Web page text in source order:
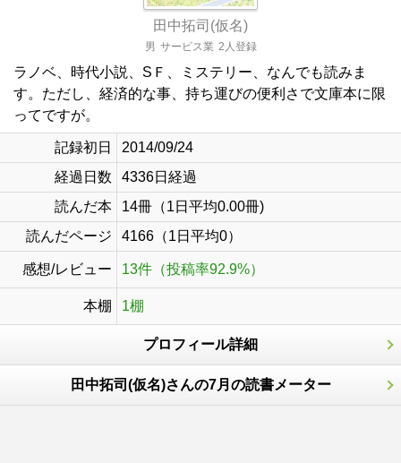
田中拓司(仮名)
男 サービス業 2人登録
ラノベ、時代小説、SＦ、ミステリー、なんでも読みま
す。ただし、経済的な事、持ち運びの便利さで文庫本に限
ってですが。
記録初日
2014/09/24
経過日数
4336日経過
読んだ本
14冊（1日平均0.00冊)
読んだページ
4166（1日平均0）
感想/レビュー 13件（投稿率92.9%）
本棚 1棚
プロフィール詳細
田中拓司(仮名)さんの7月の読書メーター